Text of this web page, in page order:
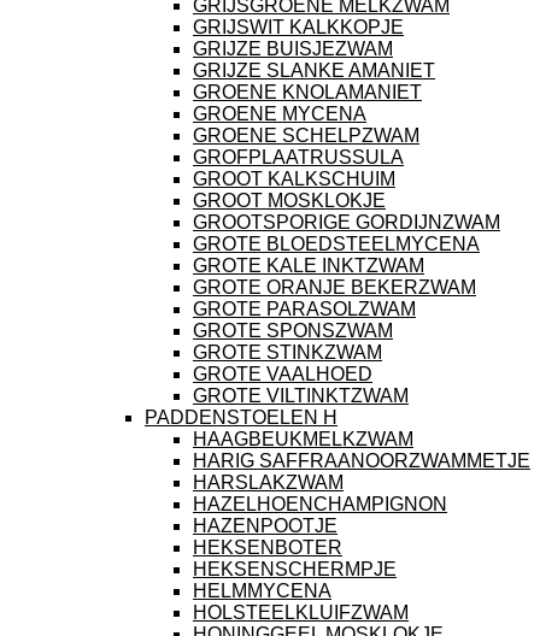
GRIJSGROENE MELKZWAM
GRIJSWIT KALKKOPJE
GRIJZE BUISJEZWAM
GRIJZE SLANKE AMANIET
GROENE KNOLAMANIET
GROENE MYCENA
GROENE SCHELPZWAM
GROFPLAATRUSSULA
GROOT KALKSCHUIM
GROOT MOSKLOKJE
GROOTSPORIGE GORDIJNZWAM
GROTE BLOEDSTEELMYCENA
GROTE KALE INKTZWAM
GROTE ORANJE BEKERZWAM
GROTE PARASOLZWAM
GROTE SPONSZWAM
GROTE STINKZWAM
GROTE VAALHOED
GROTE VILTINKTZWAM
PADDENSTOELEN H
HAAGBEUKMELKZWAM
HARIG SAFFRAANOORZWAMMETJE
HARSLAKZWAM
HAZELHOENCHAMPIGNON
HAZENPOOTJE
HEKSENBOTER
HEKSENSCHERMPJE
HELMMYCENA
HOLSTEELKLUIFZWAM